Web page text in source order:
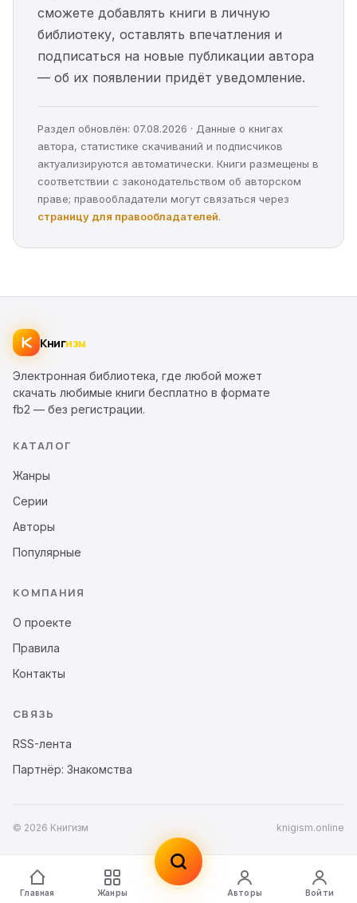
сможете добавлять книги в личную
библиотеку, оставлять впечатления и
подписаться на новые публикации автора
— об их появлении придёт уведомление.
Раздел обновлён: 07.08.2026 · Данные о книгах
автора, статистике скачиваний и подписчиков
актуализируются автоматически. Книги размещены в
соответствии с законодательством об авторском
праве; правообладатели могут связаться через
страницу для правообладателей.
Главная Жанры Авторы Войти
Книгизм
Электронная библиотека, где любой может
скачать любимые книги бесплатно в формате
fb2 — без регистрации.
КАТАЛОГ
Жанры
Серии
Авторы
Популярные
КОМПАНИЯ
О проекте
Правила
Контакты
СВЯЗЬ
RSS-лента
Партнёр: Знакомства
© 2026 Книгизм knigism.online